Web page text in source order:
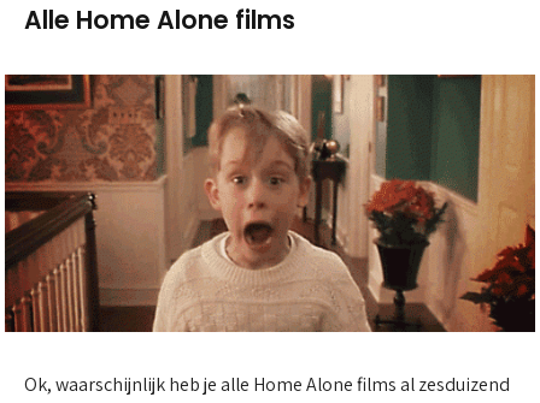
Alle Home Alone films
Ok, waarschijnlijk heb je alle Home Alone films al zesduizend